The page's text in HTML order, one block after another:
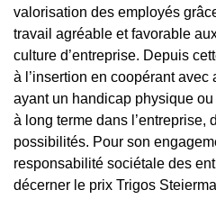
valorisation des employés
travail agréable et favorable
culture d’entreprise. Depuis
à l’insertion en coopérant
ayant un handicap physique
à long terme dans l’entreprise,
possibilités. Pour son
responsabilité sociétale des
décerner le prix Trigos